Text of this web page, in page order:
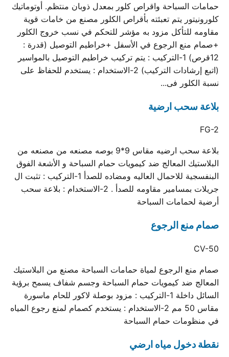
حمامات السباحة واقراص كلور بمعدل ذوبان منتظم. أوتوماتيك
كلورونيتور يتم تعبئته بأقراص الكلور مصنع من خامات قوية
مقاومه للتأكل مزود به مؤشر للتحكم في نسب خروج الكلور
+صمام منع الرجوع في الأسفل +خراطيم التوصيل (قدرة :
12قرص) 1-التركيب : يتم تركيب خراطيم التوصيل بالمواسير
(اتبع إرشادات التركيب) 2-الاستخدام : يستخدم للحفاظ على
نسبة الكلور فى...
بلاعة سحب ارضية
FG-2
بلاعة سحب ارضيه مقاس 9*9 بوصه مصنعه من مصنعه من
البلاستيك المعالج ضد كيمويات حمام السباحة و الأشعة الفوق
البنفسجية للاحمال العاليه ومضاده للصدأ 1-التركيب : تثبت ال
جريلات بمسامير مقاومه للصدأ . 2-الاستخدام : بلاعة سحب
أرضية لحمامات السباحة
صمام منع الرجوع
CV-50
صمام منع الرجوع لمياة حمامات السباحة مصنع من البلاستيك
المعالج ضد كيمويات حمام السباحة وجسم شفاف يسمح برؤية
السائل داخلة 1-التركيب : مزود بوصلة لاكور للحام ماسورة
مقاس 50 مم 2-الاستخدام : يستخدم كصمام لمنع رجوع المياه
في منظومات حمام السباحة
نقطة دخول مياه ارضي